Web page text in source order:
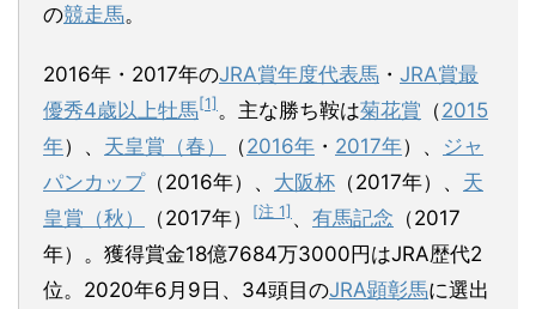
の競走馬。
2016年・2017年のJRA賞年度代表馬 ・ JRA賞最
優秀4歳以上牡馬 [1] 。主な勝ち鞍は菊花賞 （2015
年）、 天皇賞（春） （2016年 ・ 2017年）、 ジャ
パンカップ（2016年）、 大阪杯 （2017年）、 天
皇賞（秋）
（2017年） [注 1] 、 有馬記念 （2017
年）。獲得賞金18億7684万3000円はJRA歴代2
位。2020年6月9日、34頭目のJRA顕彰馬に選出